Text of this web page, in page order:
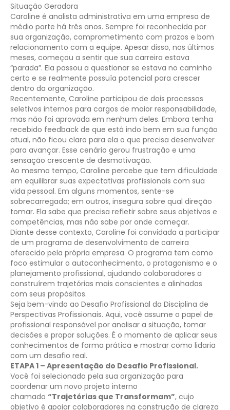
Situação Geradora
Caroline é analista administrativa em uma empresa de
médio porte há três anos. Sempre foi reconhecida por
sua organização, comprometimento com prazos e bom
relacionamento com a equipe. Apesar disso, nos últimos
meses, começou a sentir que sua carreira estava
“parada”. Ela passou a questionar se estava no caminho
certo e se realmente possuía potencial para crescer
dentro da organização.
Recentemente, Caroline participou de dois processos
seletivos internos para cargos de maior responsabilidade,
mas não foi aprovada em nenhum deles. Embora tenha
recebido feedback de que está indo bem em sua função
atual, não ficou claro para ela o que precisa desenvolver
para avançar. Esse cenário gerou frustração e uma
sensação crescente de desmotivação.
Ao mesmo tempo, Caroline percebe que tem dificuldade
em equilibrar suas expectativas profissionais com sua
vida pessoal. Em alguns momentos, sente-se
sobrecarregada; em outros, insegura sobre qual direção
tomar. Ela sabe que precisa refletir sobre seus objetivos e
competências, mas não sabe por onde começar.
Diante desse contexto, Caroline foi convidada a participar
de um programa de desenvolvimento de carreira
oferecido pela própria empresa. O programa tem como
foco estimular o autoconhecimento, o protagonismo e o
planejamento profissional, ajudando colaboradores a
construírem trajetórias mais conscientes e alinhadas
com seus propósitos.
Seja bem-vindo ao Desafio Profissional da Disciplina de
Perspectivas Profissionais. Aqui, você assume o papel de
profissional responsável por analisar a situação, tomar
decisões e propor soluções. É o momento de aplicar seus
conhecimentos de forma prática e mostrar como lidaria
com um desafio real.
ETAPA 1 – Apresentação do Desafio Profissional.
Você foi selecionado pela sua organização para
coordenar um novo projeto interno
chamado “Trajetórias que Transformam”, cujo
objetivo é apoiar colaboradores na construção de clareza